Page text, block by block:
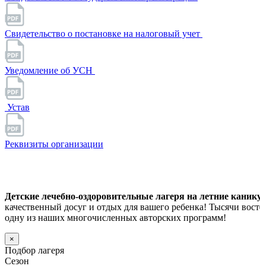
Свидетельство о постановке на налоговый учет
Уведомление об УСН
Устав
Реквизиты организации
Детские лечебно-оздоровительные лагеря на летние
качественный досуг и отдых для вашего ребенка! Тысячи
одну из наших многочисленных авторских программ!
×
Подбор лагеря
Сезон